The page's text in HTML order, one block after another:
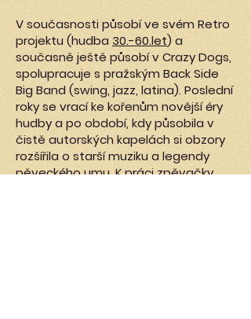
V současnosti působí ve svém Retro
projektu (hudba 30.-60.let) a
současně ještě působí v Crazy Dogs,
spolupracuje s pražským Back Side
Big Band (swing, jazz, latina). Poslední
roky se vrací ke kořenům novější éry
hudby a po období, kdy působila v
čistě autorských kapelách si obzory
rozšířila o starší muziku a legendy
pěveckého umu. K práci zpěvačky